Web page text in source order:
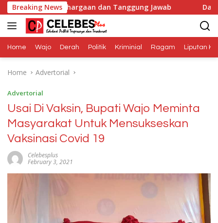
Skip
to
content
Breaking Newsdan Tanggung Jawab Dana Media Belum
Home Wajo Derah Politik Kriminial Ragam Liputan
Home Advertorial
Advertorial
Usai Di Vaksin, Bupati Wajo Meminta
Masyarakat Untuk Mensukseskan
Vaksinasi Covid 19
Celebesplus
February 3, 2021